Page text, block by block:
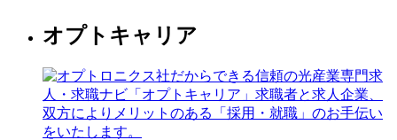
オプトキャリア